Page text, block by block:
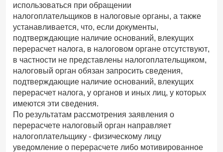
использоваться при обращении
налогоплательщиков в налоговые органы, а также
устанавливается, что, если документы,
подтверждающие наличие оснований, влекущих
перерасчет налога, в налоговом органе отсутствуют,
в частности не представлены налогоплательщиком,
налоговый орган обязан запросить сведения,
подтверждающие наличие оснований, влекущих
перерасчет налога, у органов и иных лиц, у которых
имеются эти сведения.
По результатам рассмотрения заявления о
перерасчете налоговый орган направляет
налогоплательщику - физическому лицу
уведомление о перерасчете либо мотивированное